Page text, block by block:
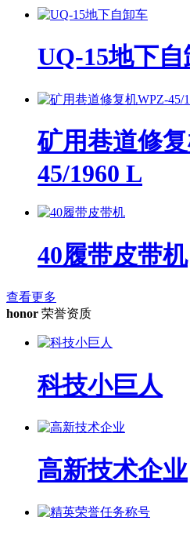
UQ-15地下
矿用巷道修
45/1960 L
40履带皮带机
查看更多
honor 荣誉资质
科技小巨人
高新技术企业